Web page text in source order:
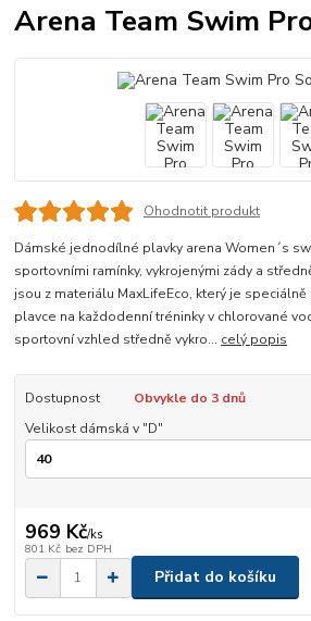
Arena Team Swim
Ohodnotit produkt
Dámské jednodílné plavky arena Women´s
sportovními ramínky, vykrojenými zády a
jsou z materiálu MaxLifeEco, který je
plavce na každodenní tréninky v chlorované
sportovní vzhled středně vykro... celý popis
Dostupnost
Obvykle do 3 dnů
Velikost dámská v "D"
969 Kč/ks
801 Kč bez DPH
Přidat do košíku